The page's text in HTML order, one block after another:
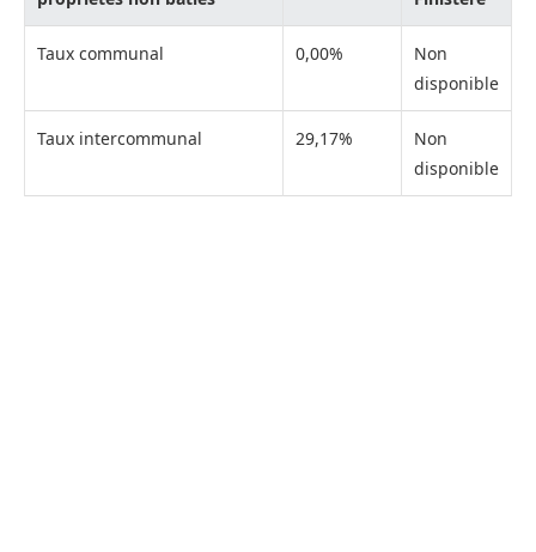
Taux communal 0,00%
Non
disponible
Taux intercommunal 29,17%
Non
disponible